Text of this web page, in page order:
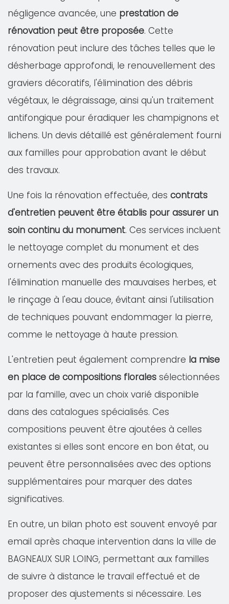
négligence avancée, une prestation de
rénovation peut être proposée. Cette
rénovation peut inclure des tâches telles que le
désherbage approfondi, le renouvellement des
graviers décoratifs, l'élimination des débris
végétaux, le dégraissage, ainsi qu'un traitement
antifongique pour éradiquer les champignons et
lichens. Un devis détaillé est généralement fourni
aux familles pour approbation avant le début
des travaux.
Une fois la rénovation effectuée, des contrats
d'entretien peuvent être établis pour assurer un
soin continu du monument. Ces services incluent
le nettoyage complet du monument et des
ornements avec des produits écologiques,
l'élimination manuelle des mauvaises herbes, et
le rinçage à l'eau douce, évitant ainsi l'utilisation
de techniques pouvant endommager la pierre,
comme le nettoyage à haute pression.
L'entretien peut également comprendre la mise
en place de compositions florales sélectionnées
par la famille, avec un choix varié disponible
dans des catalogues spécialisés. Ces
compositions peuvent être ajoutées à celles
existantes si elles sont encore en bon état, ou
peuvent être personnalisées avec des options
supplémentaires pour marquer des dates
significatives.
En outre, un bilan photo est souvent envoyé par
email après chaque intervention dans la ville de
BAGNEAUX SUR LOING, permettant aux familles
de suivre à distance le travail effectué et de
proposer des ajustements si nécessaire. Les